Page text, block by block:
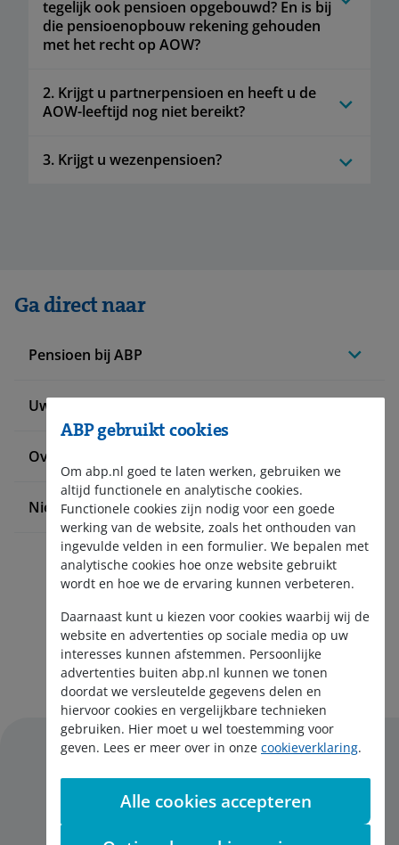
tegelijk ook pensioen opgebouwd? En is bij
die pensioenopbouw rekening gehouden
met het recht op AOW?
2. Krijgt u partnerpensioen en heeft u de
AOW-leeftijd nog niet bereikt?
3. Krijgt u wezenpensioen?
Ga direct naar
Pensioen bij ABP
Uw situatie verandert
Over ABP
Nieuws en pers
Aanmelden nieuwsbrief
Disclaimer
ABP gebruikt cookies
Om abp.nl goed te laten werken, gebruiken we
altijd functionele en analytische cookies.
Functionele cookies zijn nodig voor een goede
werking van de website, zoals het onthouden van
ingevulde velden in een formulier. We bepalen met
analytische cookies hoe onze website gebruikt
wordt en hoe we de ervaring kunnen verbeteren.
Daarnaast kunt u kiezen voor cookies waarbij wij de
website en advertenties op sociale media op uw
interesses kunnen afstemmen. Persoonlijke
advertenties buiten abp.nl kunnen we tonen
doordat we versleutelde gegevens delen en
hiervoor cookies en vergelijkbare technieken
gebruiken. Hier moet u wel toestemming voor
geven. Lees er meer over in onze cookieverklaring.
Alle cookies accepteren